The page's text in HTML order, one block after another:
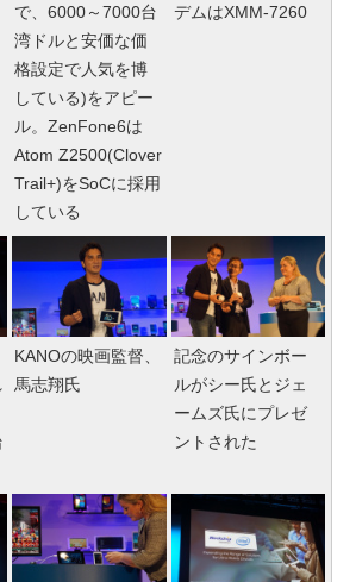
で、6000～7000台
湾ドルと安価な価
格設定で人気を博
している)をアピー
ル。ZenFone6は
Atom Z2500(Clover
Trail+)をSoCに採用
している
デムはXMM-7260
KANOの映画監督、
馬志翔氏
記念のサインボー
ルがシー氏とジェ
ームズ氏にプレゼ
ントされた